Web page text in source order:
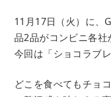
11月17日（火）に、
品2品がコンビニ各社
今回は「ショコラブ
どこを食べてもチョ